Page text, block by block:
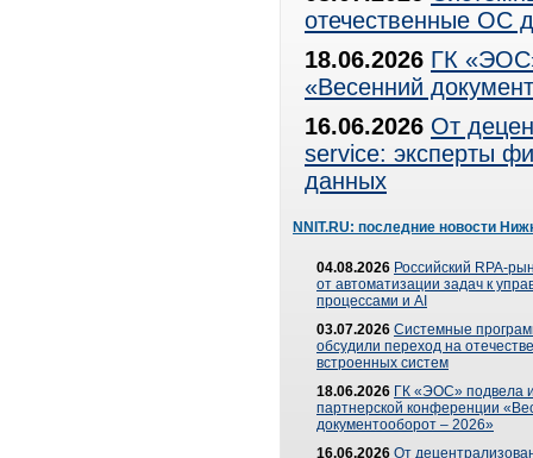
отечественные ОС
18.06.2026 ГК
«Весенний
16.06.2026 От
service: эксперты
данных
NNIT.RU: последние новости
04.08.2026 Российский RPA-
от автоматизации задач к
процессами и AI
03.07.2026 Системные
обсудили переход на
встроенных систем
18.06.2026 ГК «ЭОС» подвела
партнерской конференции
документооборот – 2026»
16.06.2026 От